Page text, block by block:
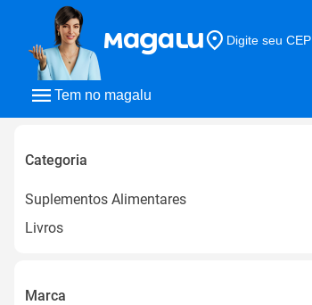
Tem no magalu
Digite seu CEP
Categoria
Suplementos Alimentares
Livros
Marca